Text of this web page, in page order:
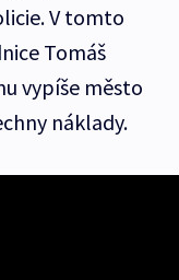
V tomto
Tomáš
vypíše město
náklady.